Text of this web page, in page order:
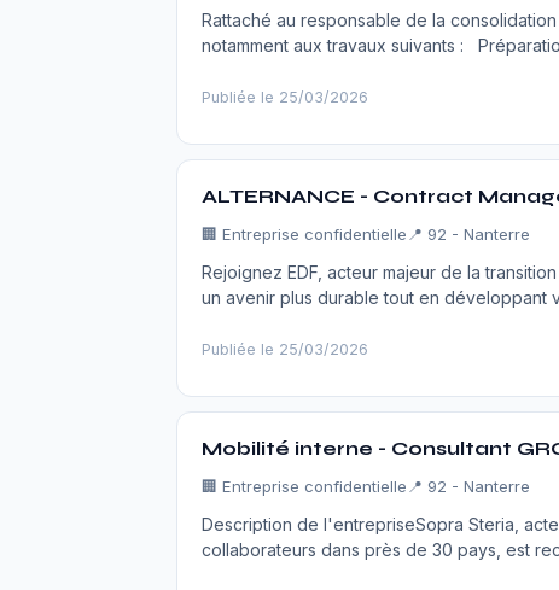
Rattaché au responsable de la
notamment aux travaux suivants :
Publiée le 25/03/2026
ALTERNANCE - Contract
🏢 Entreprise confidentielle 📍 92 - Nanterre
Rejoignez EDF, acteur majeur de la
un avenir plus durable tout en développant
Publiée le 25/03/2026
Mobilité interne - Consultant
🏢 Entreprise confidentielle 📍 92 - Nanterre
Description de l'entrepriseSopra Steria,
collaborateurs dans près de 30 pays, est